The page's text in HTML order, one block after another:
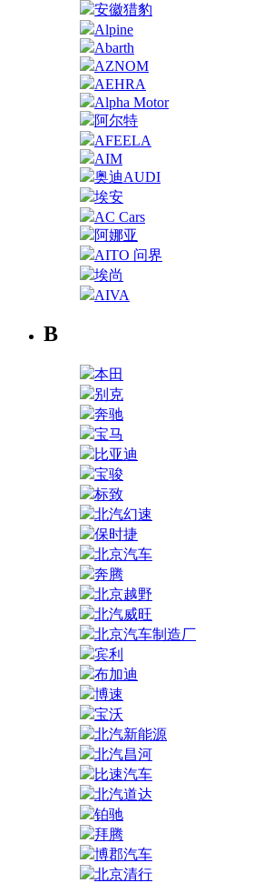
安徽猎豹
Alpine
Abarth
AZNOM
AEHRA
Alpha Motor
阿尔特
AFEELA
AIM
奥迪AUDI
埃安
AC Cars
阿娜亚
AITO 问界
埃尚
AIVA
B
本田
别克
奔驰
宝马
比亚迪
宝骏
标致
北汽幻速
保时捷
北京汽车
奔腾
北京越野
北汽威旺
北京汽车制造厂
宾利
布加迪
博速
宝沃
北汽新能源
北汽昌河
比速汽车
北汽道达
铂驰
拜腾
博郡汽车
北京清行